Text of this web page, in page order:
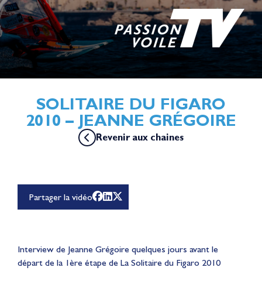
SOLITAIRE DU FIGARO
2010 – JEANNE GRÉGOIRE
Revenir aux chaines
optimisation" dont YouTube fait partie en
Partager la vidéo
Interview de Jeanne Grégoire quelques jours avant le
départ de la 1ère étape de La Solitaire du Figaro 2010